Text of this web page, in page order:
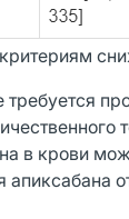
в крови